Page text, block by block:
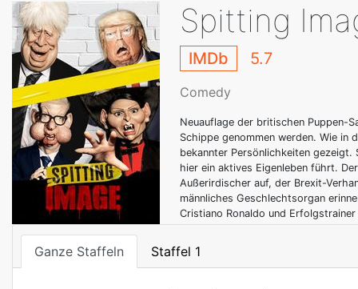
Spitting
IMDb 5.7
Comedy
Neuauflage der britischen Puppen-
Schippe genommen werden. Wie in
bekannter Persönlichkeiten
hier ein aktives Eigenleben führt.
Außerirdischer auf, der Brexit-
männliches Geschlechtsorgan
Cristiano Ronaldo und
Ganze Staffeln Staffel 1